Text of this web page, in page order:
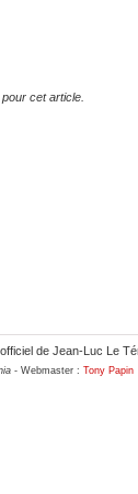
cet article.
de Jean-Luc Le
- Webmaster : Tony Papin